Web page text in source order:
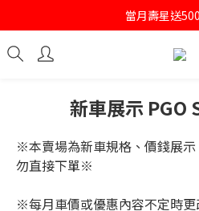
註冊會員即送
當月壽星送
註冊會員即送
新車展示
※本賣場為新車規格、價錢展示
勿直接下單※
※每月車價或優惠內容不定時更